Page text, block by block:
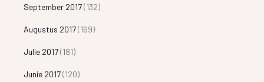
September 2017(132)
Augustus 2017(169)
Julie 2017(181)
Junie 2017(120)